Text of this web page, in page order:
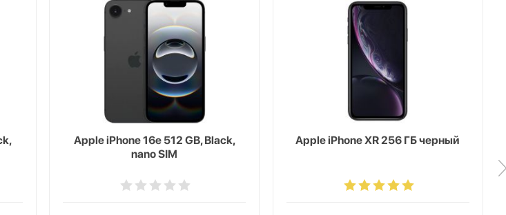
Apple iPhone 16e 512 GB, Black,
nano SIM
Apple iPhone XR 256 ГБ черный